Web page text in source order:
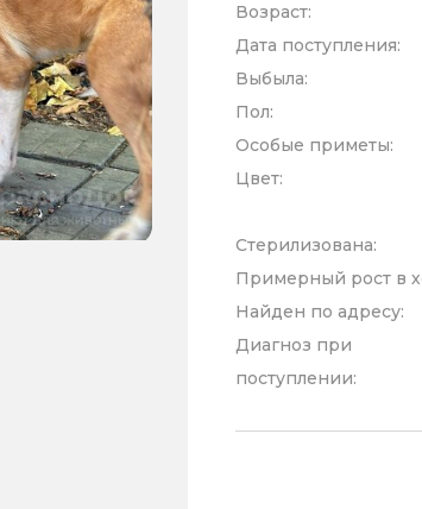
Возраст:
Дата поступления:
Выбыла:
Пол:
Особые приметы:
Цвет:
Стерилизована:
Примерный рост в
Найден по адресу:
Диагноз при
поступлении: